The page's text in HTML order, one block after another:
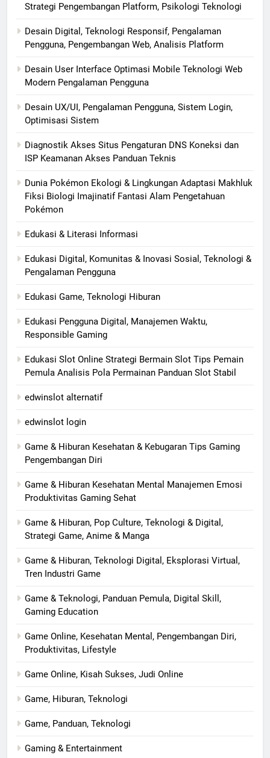
Strategi Pengembangan Platform, Psikologi Teknologi
Desain Digital, Teknologi Responsif, Pengalaman
Pengguna, Pengembangan Web, Analisis Platform
Desain User Interface Optimasi Mobile Teknologi Web
Modern Pengalaman Pengguna
Desain UX/UI, Pengalaman Pengguna, Sistem Login,
Optimisasi Sistem
Diagnostik Akses Situs Pengaturan DNS Koneksi dan
ISP Keamanan Akses Panduan Teknis
Dunia Pokémon Ekologi & Lingkungan Adaptasi Makhluk
Fiksi Biologi Imajinatif Fantasi Alam Pengetahuan
Pokémon
Edukasi & Literasi Informasi
Edukasi Digital, Komunitas & Inovasi Sosial, Teknologi &
Pengalaman Pengguna
Edukasi Game, Teknologi Hiburan
Edukasi Pengguna Digital, Manajemen Waktu,
Responsible Gaming
Edukasi Slot Online Strategi Bermain Slot Tips Pemain
Pemula Analisis Pola Permainan Panduan Slot Stabil
edwinslot alternatif
edwinslot login
Game & Hiburan Kesehatan & Kebugaran Tips Gaming
Pengembangan Diri
Game & Hiburan Kesehatan Mental Manajemen Emosi
Produktivitas Gaming Sehat
Game & Hiburan, Pop Culture, Teknologi & Digital,
Strategi Game, Anime & Manga
Game & Hiburan, Teknologi Digital, Eksplorasi Virtual,
Tren Industri Game
Game & Teknologi, Panduan Pemula, Digital Skill,
Gaming Education
Game Online, Kesehatan Mental, Pengembangan Diri,
Produktivitas, Lifestyle
Game Online, Kisah Sukses, Judi Online
Game, Hiburan, Teknologi
Game, Panduan, Teknologi
Gaming & Entertainment